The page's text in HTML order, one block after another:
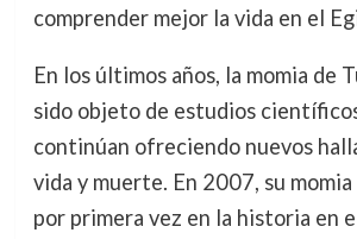
comprender mejor la vida en el
En los últimos años, la momia de
sido objeto de estudios
continúan ofreciendo nuevos
vida y muerte. En 2007, su
por primera vez en la historia en